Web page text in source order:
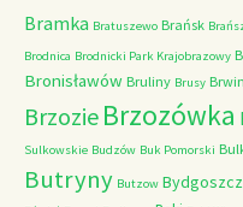
Bramka Bratuszewo Brańsk
Brodnica Brodnicki Park Krajobrazowy
Bronisławów Bruliny Brusy
Brzozie Brzozówka
Sulkowskie Budzów Buk Pomorski
Butryny Butzow Bydgoszcz